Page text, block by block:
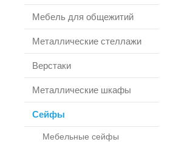
Мебель для общежитий
Металлические стеллажи
Верстаки
Металлические шкафы
Сейфы
Мебельные сейфы